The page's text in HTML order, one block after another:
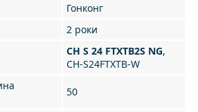
Гонконг
2 роки
CH S 24 FTXTB2S NG,
CH-S24FTXTB-W
50